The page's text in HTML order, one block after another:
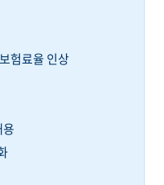
험료율 인상